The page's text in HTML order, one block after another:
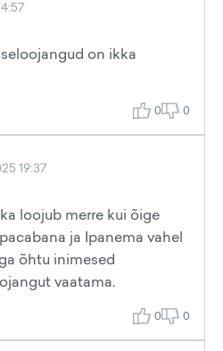
on ikka
0 0
19:37
loojub merre kui õige
ja Ipanema vahel
õhtu inimesed
vaatama.
0 0